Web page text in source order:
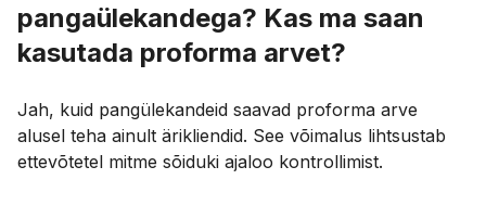
pangaülekandega? Kas ma saan
kasutada proforma arvet?
Jah, kuid pangülekandeid saavad proforma arve
alusel teha ainult ärikliendid. See võimalus lihtsustab
ettevõtetel mitme sõiduki ajaloo kontrollimist.